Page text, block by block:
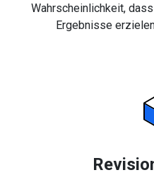
Wahrscheinlichkeit,
Ergebnisse